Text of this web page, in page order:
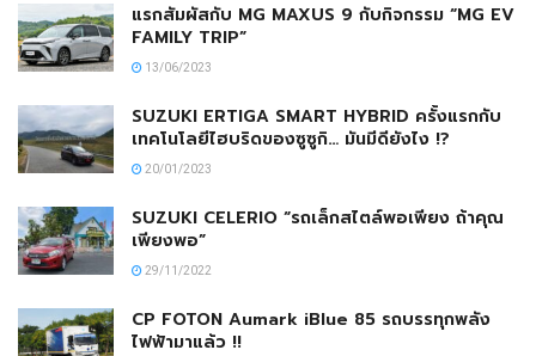
แรกสัมผัสกับ MG MAXUS 9 กับกิจกรรม “MG EV
FAMILY TRIP”
13/06/2023
SUZUKI ERTIGA SMART HYBRID ครั้งแรกกับ
เทคโนโลยีไฮบริดของซูซูกิ… มันมีดียังไง !?
20/01/2023
SUZUKI CELERIO “รถเล็กสไตล์พอเพียง ถ้าคุณ
เพียงพอ”
29/11/2022
CP FOTON Aumark iBlue 85 รถบรรทุกพลัง
ไฟฟ้ามาแล้ว !!